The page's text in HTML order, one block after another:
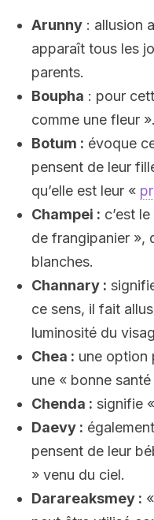
Arunny : allusion
apparaît tous les
parents.
Boupha : pour
comme une fleur ».
Botum : évoque
pensent de leur
qu’elle est leur «
Champei : c’est
de frangipanier »,
blanches.
Channary :
ce sens, il fait
luminosité du
Chea : une option
une « bonne santé
Chenda : signifie
Daevy :
pensent de leur
» venu du ciel.
Darareaksmey :